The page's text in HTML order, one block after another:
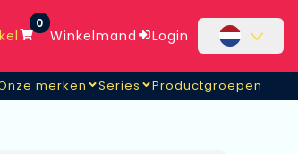
0
Winkelmand Login
merken Series Productgroepen